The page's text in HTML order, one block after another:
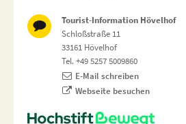
Tourist-Information Hövelhof
Schloßstraße 11
33161 Hövelhof
Tel. +49 5257 5009860
E-Mail schreiben
Webseite besuchen